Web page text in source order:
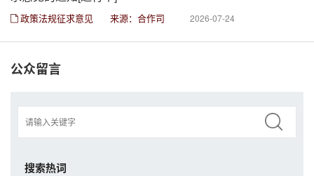
政策法规征求意见 来源：合作司 2026-07-24
公众留言
搜索热词